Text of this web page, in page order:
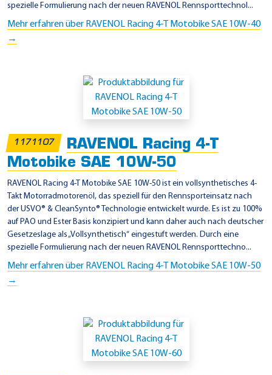
spezielle Formulierung nach der neuen RAVENOL Rennsporttechnol...
Mehr erfahren über RAVENOL Racing 4-T Motobike SAE 10W-40
→
1171107
RAVENOL Racing 4-T
Motobike SAE 10W-50
RAVENOL Racing 4-T Motobike SAE 10W-50 ist ein vollsynthetisches 4-
Takt Motorradmotorenöl, das speziell für den Rennsporteinsatz nach
der USVO® & CleanSynto® Technologie entwickelt wurde. Es ist zu 100%
auf PAO und Ester Basis konzipiert und kann daher auch nach deutscher
Gesetzeslage als „Vollsynthetisch“ eingestuft werden. Durch eine
spezielle Formulierung nach der neuen RAVENOL Rennsporttechno...
Mehr erfahren über RAVENOL Racing 4-T Motobike SAE 10W-50
→